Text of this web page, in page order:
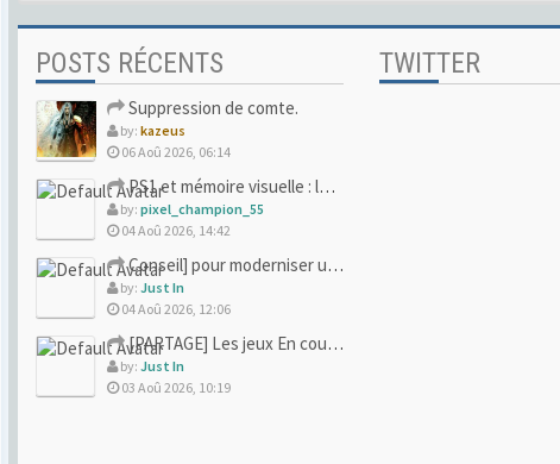
POSTS RÉCENTS
Suppression de comte.
by: kazeus
06 Aoû 2026, 06:14
PS1 et mémoire visuelle : le jeu qui vous a soufflé la premi
by: pixel_champion_55
04 Aoû 2026, 14:42
Conseil] pour moderniser un site (un peu trop) rétro
by: Just In
04 Aoû 2026, 12:06
[PARTAGE] Les jeux En cours/Terminés
by: Just In
03 Aoû 2026, 10:19
TWITTER